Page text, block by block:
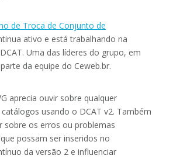
de Troca de Conjunto de
ativo e está trabalhando na
Uma das líderes do grupo, em
da equipe do Ceweb.br.
aprecia ouvir sobre qualquer
usando o DCAT v2. Também
sobre os erros ou problemas
possam ser inseridos no
da versão 2 e influenciar